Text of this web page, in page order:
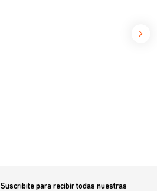
Suscribite para recibir todas nuestras